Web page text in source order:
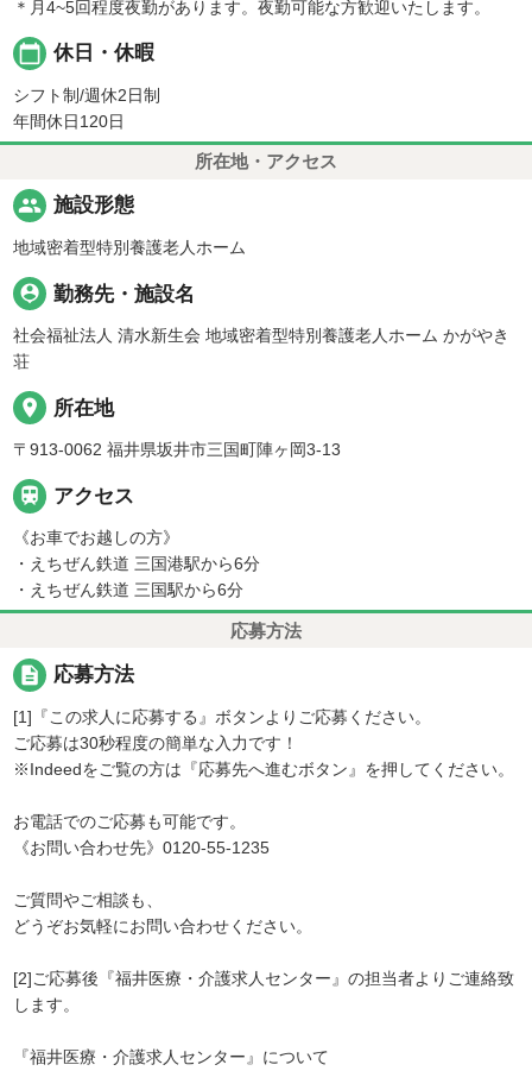
＊月4~5回程度夜勤があります。夜勤可能な方歓迎いたします。
calendar_today 休日・休暇
シフト制/週休2日制
年間休日120日
所在地・アクセス
people 施設形態
地域密着型特別養護老人ホーム
person_pin 勤務先・施設名
社会福祉法人 清水新生会 地域密着型特別養護老人ホーム かがやき
荘
place 所在地
〒913-0062 福井県坂井市三国町陣ヶ岡3-13
 アクセス
《お車でお越しの方》
・えちぜん鉄道 三国港駅から6分
・えちぜん鉄道 三国駅から6分
応募方法
description 応募方法
[1]『この求人に応募する』ボタンよりご応募ください。
ご応募は30秒程度の簡単な入力です！
※Indeedをご覧の方は『応募先へ進むボタン』を押してください。
お電話でのご応募も可能です。
《お問い合わせ先》0120-55-1235
ご質問やご相談も、
どうぞお気軽にお問い合わせください。
[2]ご応募後『福井医療・介護求人センター』の担当者よりご連絡致
します。
『福井医療・介護求人センター』について